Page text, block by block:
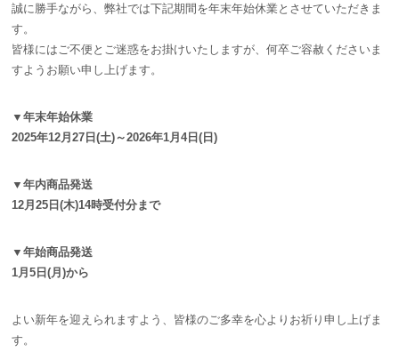
誠に勝手ながら、弊社では下記期間を年末年始休業とさせていただきま
す。
皆様にはご不便とご迷惑をお掛けいたしますが、何卒ご容赦くださいま
すようお願い申し上げます。
▼年末年始休業
2025年12月27日(土)～2026年1月4日(日)
▼年内商品発送
12月25日(木)14時受付分まで
▼年始商品発送
1月5日(月)から
よい新年を迎えられますよう、皆様のご多幸を心よりお祈り申し上げま
す。